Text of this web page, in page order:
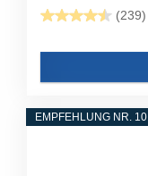
(239)
EMPFEHLUNG NR. 10